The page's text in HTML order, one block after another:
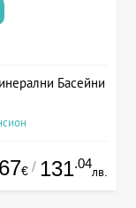
Басейни
67€ / 131.04
лв.